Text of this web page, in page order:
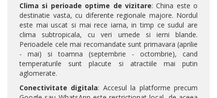
Clima si perioade optime de vizitare: China este o
destinatie vasta, cu diferente regionale majore. Nordul
este mai uscat si mai rece iarna, in timp ce sudul are
clima subtropicala, cu veri umede si ierni blande.
Perioadele cele mai recomandate sunt primavara (aprilie
- mai) si toamna (septembrie - octombrie), cand
temperaturile sunt placute si atractiile mai putin
aglomerate.
Conectivitate digitala: Accesul la platforme precum